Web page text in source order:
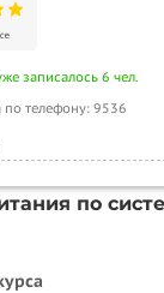
записалось 6 чел.
по телефону: 9536
по